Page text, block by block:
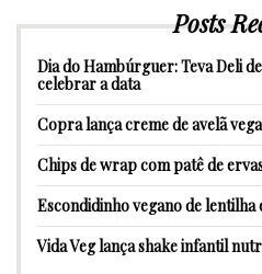
Posts
Dia do Hambúrguer: Teva Deli
celebrar a data
Copra lança creme de avelã
Chips de wrap com patê de
Escondidinho vegano de lentilha
Vida Veg lança shake infantil